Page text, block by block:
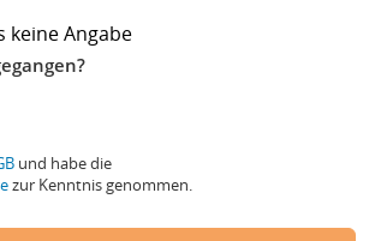
keine Angabe
und habe die
zur Kenntnis genommen.